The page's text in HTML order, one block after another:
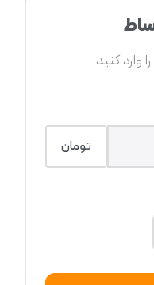
وارد کنید
تومان